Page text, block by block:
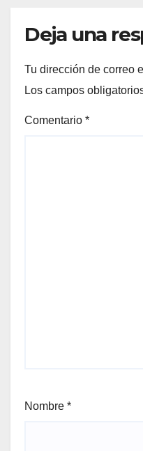
Deja una
Tu dirección de correo
Los campos
Comentario *
Nombre *